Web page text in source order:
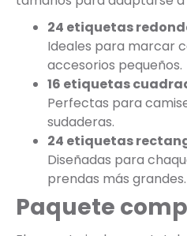
24 etiquetas
Ideales para marcar
accesorios pequeños.
16 etiquetas
Perfectas para
sudaderas.
24 etiquetas
Diseñadas para
prendas más grandes.
Paquete